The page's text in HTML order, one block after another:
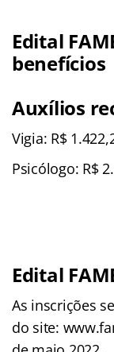
Edital
benefícios
Auxílios
Vigia: R$
Psicólogo: R$
Edital
As inscrições
do site: